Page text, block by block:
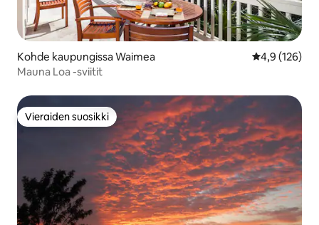
Kohde kaupungissa Waimea
4,9 (126)
Mauna Loa -sviitit
Vieraiden suosikki
Vieraiden suosikki